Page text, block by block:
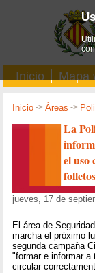
Inicio Mapa
Inicio ->Áreas ->
La
el uso
folletos
jueves, 17 de
El área de
marcha el próximo
segunda campaña
"formar e informar a
circular